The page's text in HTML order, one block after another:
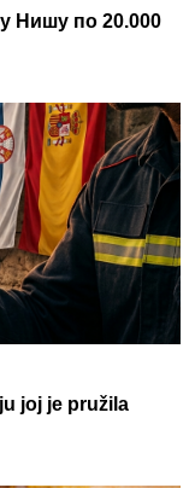
Нишу по 20.000
joj je pružila